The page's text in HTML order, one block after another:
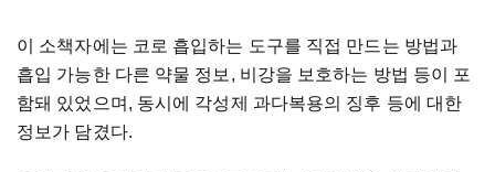
이 소책자에는 코로 흡입하는 도구를 직접 만드는 방법과
흡입 가능한 다른 약물 정보, 비강을 보호하는 방법 등이 포
함돼 있었으며, 동시에 각성제 과다복용의 징후 등에 대한
정보가 담겼다.